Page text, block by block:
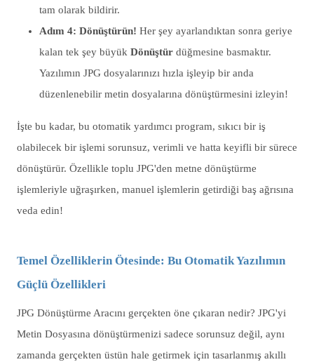
tam olarak bildirir.
Adım 4: Dönüştürün! Her şey ayarlandıktan sonra geriye
kalan tek şey büyük Dönüştür düğmesine basmaktır.
Yazılımın JPG dosyalarınızı hızla işleyip bir anda
düzenlenebilir metin dosyalarına dönüştürmesini izleyin!
İşte bu kadar, bu otomatik yardımcı program, sıkıcı bir iş
olabilecek bir işlemi sorunsuz, verimli ve hatta keyifli bir sürece
dönüştürür. Özellikle toplu JPG'den metne dönüştürme
işlemleriyle uğraşırken, manuel işlemlerin getirdiği baş ağrısına
veda edin!
Temel Özelliklerin Ötesinde: Bu Otomatik Yazılımın
Güçlü Özellikleri
JPG Dönüştürme Aracını gerçekten öne çıkaran nedir? JPG'yi
Metin Dosyasına dönüştürmenizi sadece sorunsuz değil, aynı
zamanda gerçekten üstün hale getirmek için tasarlanmış akıllı